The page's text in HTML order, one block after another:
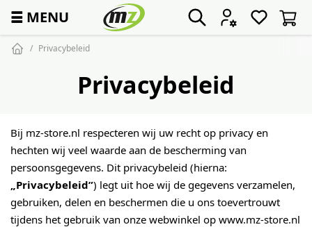
☰ MENU
Privacybeleid
Privacybeleid
Bij mz-store.nl respecteren wij uw recht op privacy en
hechten wij veel waarde aan de bescherming van
persoonsgegevens. Dit privacybeleid (hierna:
„Privacybeleid”) legt uit hoe wij de gegevens verzamelen,
gebruiken, delen en beschermen die u ons toevertrouwt
tijdens het gebruik van onze webwinkel op www.mz-store.nl